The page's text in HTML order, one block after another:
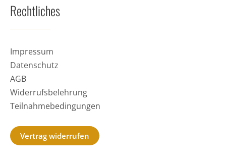
Rechtliches
Impressum
Datenschutz
AGB
Widerrufsbelehrung
Teilnahmebedingungen
Vertrag widerrufen